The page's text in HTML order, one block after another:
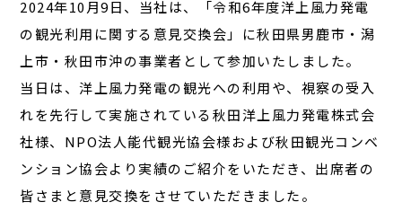
2024年10月9日、当社は、「令和6年度洋上風力発電
の観光利用に関する意見交換会」に秋田県男鹿市・潟
上市・秋田市沖の事業者として参加いたしました。
当日は、洋上風力発電の観光への利用や、視察の受入
れを先行して実施されている秋田洋上風力発電株式会
社様、NPO法人能代観光協会様および秋田観光コンベ
ンション協会より実績のご紹介をいただき、出席者の
皆さまと意見交換をさせていただきました。